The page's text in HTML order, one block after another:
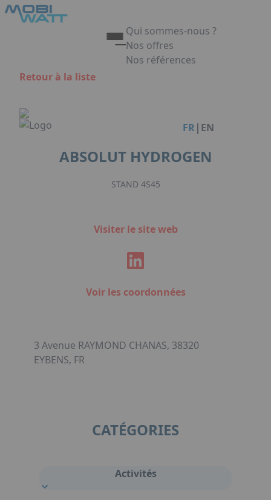
Aller au contenu principal
Qui sommes-nous ?
Nos offres
Nos références
FR | EN
Retour à la liste
ABSOLUT HYDROGEN
STAND 4S45
Visiter le site web
Voir les coordonnées
3 Avenue RAYMOND CHANAS, 38320
EYBENS, FR
CATÉGORIES
Activités
Panneau de gestion des cookies